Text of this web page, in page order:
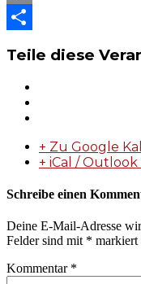
Copy
Teile diese
+ Zu Google
+ iCal /
Schreibe einen
Deine E-Mail-Adresse
Felder sind mit * markiert
Kommentar *